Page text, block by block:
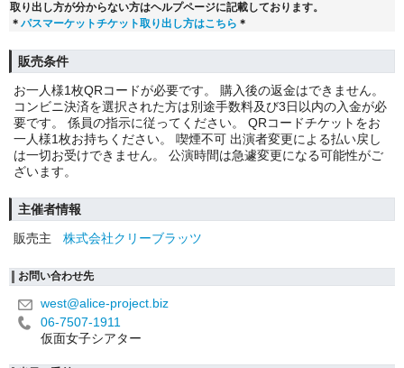
取り出し方が分からない方はヘルプページに記載しております。
＊ パスマーケットチケット取り出し方はこちら ＊
販売条件
お一人様1枚QRコードが必要です。 購入後の返金はできません。
コンビニ決済を選択された方は別途手数料及び3日以内の入金が必
要です。 係員の指示に従ってください。 QRコードチケットをお
一人様1枚お持ちください。 喫煙不可 出演者変更による払い戻し
は一切お受けできません。 公演時間は急遽変更になる可能性がご
ざいます。
主催者情報
販売主
株式会社クリーブラッツ
お問い合わせ先
west@alice-project.biz
06-7507-1911
仮面女子シアター